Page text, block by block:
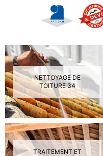
NETTOYAGE DE
TOITURE 34
TRAITEMENT ET